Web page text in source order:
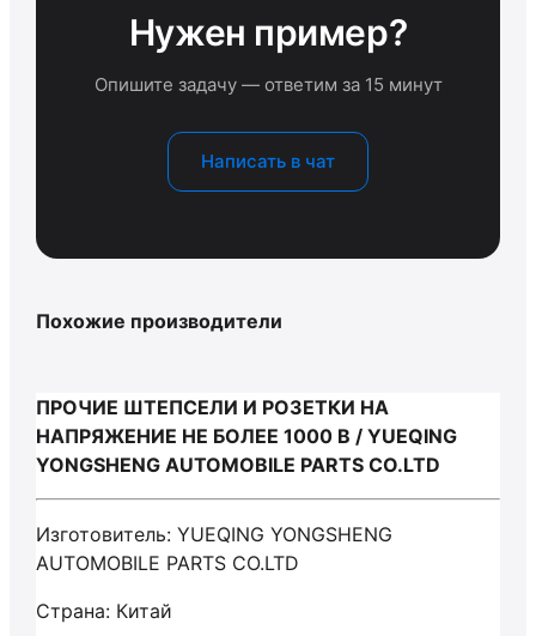
Нужен пример?
Опишите задачу — ответим за 15 минут
Написать в чат
Похожие производители
ПРОЧИЕ ШТЕПСЕЛИ И РОЗЕТКИ НА
НАПРЯЖЕНИЕ НЕ БОЛЕЕ 1000 В / YUEQING
YONGSHENG AUTOMOBILE PARTS CO.LTD
Изготовитель: YUEQING YONGSHENG
AUTOMOBILE PARTS CO.LTD
Страна: Китай